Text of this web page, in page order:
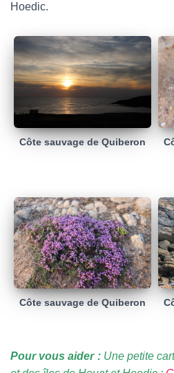
Hoedic.
Côte sauvage de Quiberon
Côte sauvage de Quiberon
Pour vous aider : Une petite